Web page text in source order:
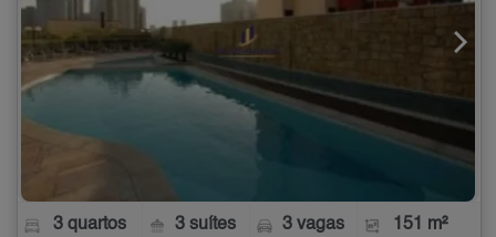
3 quartos 3 suítes 3 vagas 151 m²